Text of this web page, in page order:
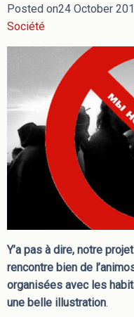
Posted on24 October
Société
Y’a pas à dire, notre
rencontre bien de
organisées avec les
une belle illustration.